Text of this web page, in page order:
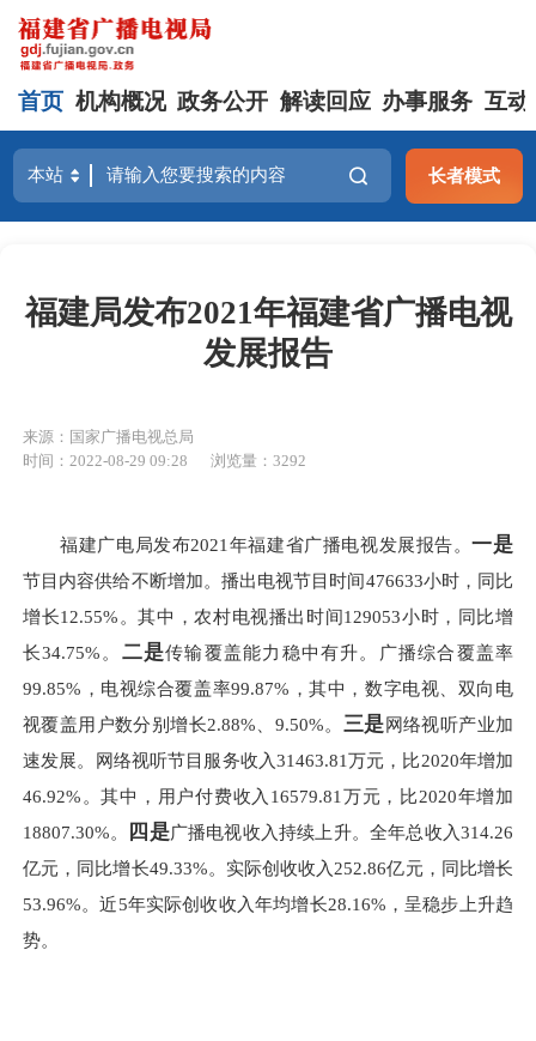
首页 机构概况 政务公开 解读回应 办事服务 互动
长者模式
福建局发布2021年福建省广播电视
发展报告
来源：国家广播电视总局
时间：2022-08-29 09:28
浏览量：3292
福建广电局发布2021年福建省广播电视发展报告。一是
节目内容供给不断增加。播出电视节目时间476633小时，同比
增长12.55%。其中，农村电视播出时间129053小时，同比增
长34.75%。 二是传输覆盖能力稳中有升。广播综合覆盖率
99.85%，电视综合覆盖率99.87%，其中，数字电视、双向电
视覆盖用户数分别增长2.88%、9.50%。 三是网络视听产业加
速发展。网络视听节目服务收入31463.81万元，比2020年增加
46.92%。其中，用户付费收入16579.81万元，比2020年增加
18807.30%。
四是广播电视收入持续上升。全年总收入314.26
亿元，同比增长49.33%。实际创收收入252.86亿元，同比增长
53.96%。近5年实际创收收入年均增长28.16%，呈稳步上升趋
势。